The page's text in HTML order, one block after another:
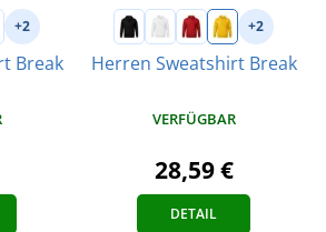
+2
Break
+2
Herren Sweatshirt Break
VERFÜGBAR
28,59 €
DETAIL